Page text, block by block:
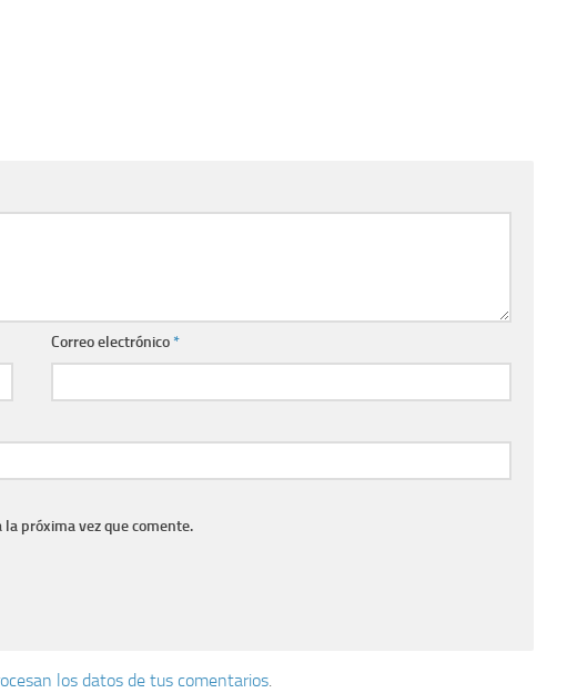
Correo electrónico*
próxima vez que comente.
los datos de tus comentarios.